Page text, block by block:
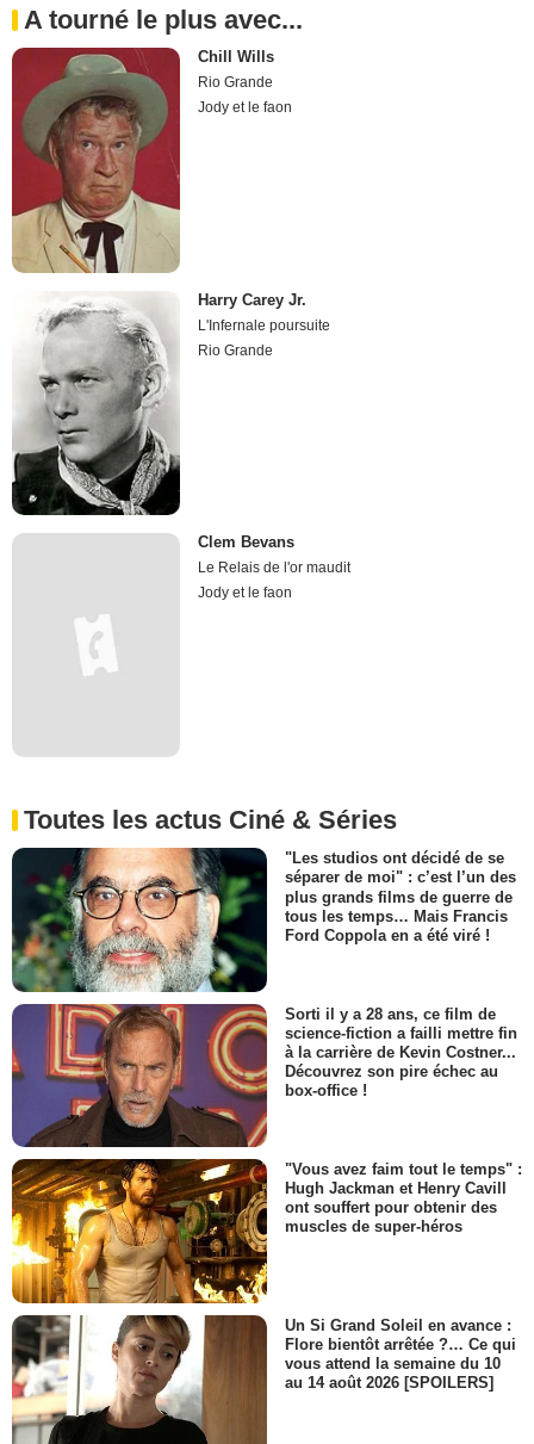
A tourné le plus avec...
Chill Wills
Rio Grande
Jody et le faon
Harry Carey Jr.
L'Infernale poursuite
Rio Grande
Clem Bevans
Le Relais de l'or maudit
Jody et le faon
Toutes les actus Ciné & Séries
"Les studios ont décidé de se
séparer de moi" : c’est l’un des
plus grands films de guerre de
tous les temps… Mais Francis
Ford Coppola en a été viré !
Sorti il y a 28 ans, ce film de
science-fiction a failli mettre fin
à la carrière de Kevin Costner...
Découvrez son pire échec au
box-office !
"Vous avez faim tout le temps" :
Hugh Jackman et Henry Cavill
ont souffert pour obtenir des
muscles de super-héros
Un Si Grand Soleil en avance :
Flore bientôt arrêtée ?… Ce qui
vous attend la semaine du 10
au 14 août 2026 [SPOILERS]